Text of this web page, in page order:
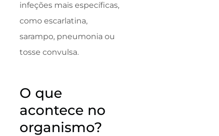
infeções mais específicas,
como escarlatina,
sarampo, pneumonia ou
tosse convulsa.
O que
acontece no
organismo?